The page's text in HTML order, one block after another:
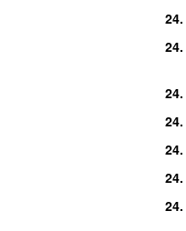
24.
24.
24.
24.
24.
24.
24.